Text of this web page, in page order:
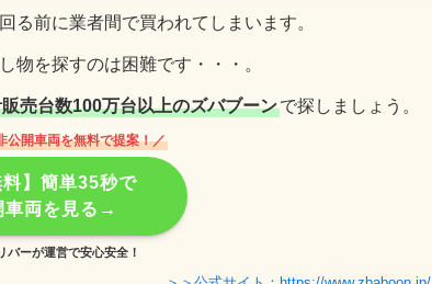
る前に業者間で買われてしまいます。
物を探すのは困難です・・・。
売台数100万台以上のズバブーンで探しましょう。
公開車両を無料で提案！／
料】簡単35秒で
車両を見る→
バーが運営で安心安全！